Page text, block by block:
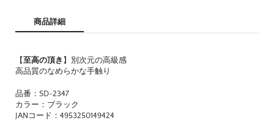
商品詳細
【至高の頂き 】別次元の高級感
高品質のなめらかな手触り
品番：SD-2347
カラー：ブラック
JANコード：4953250149424